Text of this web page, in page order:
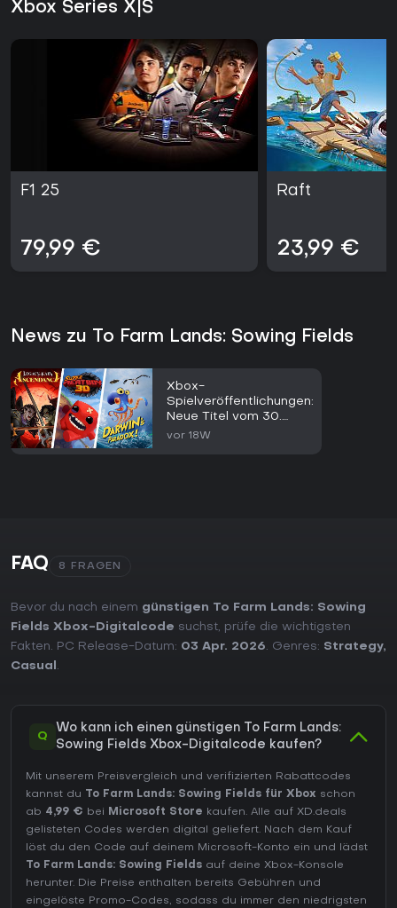
Xbox Series X|S
F1 25
79,99 €
Raft
23,99 €
News zu To Farm Lands: Sowing Fields
Xbox-
Spielveröffentlichungen:
Neue Titel vom 30.
März bis 4. April 2026
vor 18W
FAQ 8 FRAGEN
Bevor du nach einem günstigen To Farm Lands: Sowing
Fields Xbox-Digitalcode suchst, prüfe die wichtigsten
Fakten. PC Release-Datum: 03 Apr. 2026. Genres: Strategy,
Casual .
Q
Wo kann ich einen günstigen To Farm Lands:
Sowing Fields Xbox-Digitalcode kaufen?
Mit unserem Preisvergleich und verifizierten Rabattcodes
kannst du
To Farm Lands: Sowing Fields für Xbox schon
ab 4,99 € bei Microsoft Store kaufen. Alle auf XD.deals
gelisteten Codes werden digital geliefert. Nach dem Kauf
löst du den Code auf deinem Microsoft-Konto ein und lädst
To Farm Lands: Sowing Fields auf deine Xbox-Konsole
herunter. Die Preise enthalten bereits Gebühren und
eingelöste Promo-Codes, sodass du immer den niedrigsten